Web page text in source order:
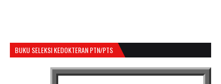
BUKU SELEKSI KEDOKTERAN PTN/PTS